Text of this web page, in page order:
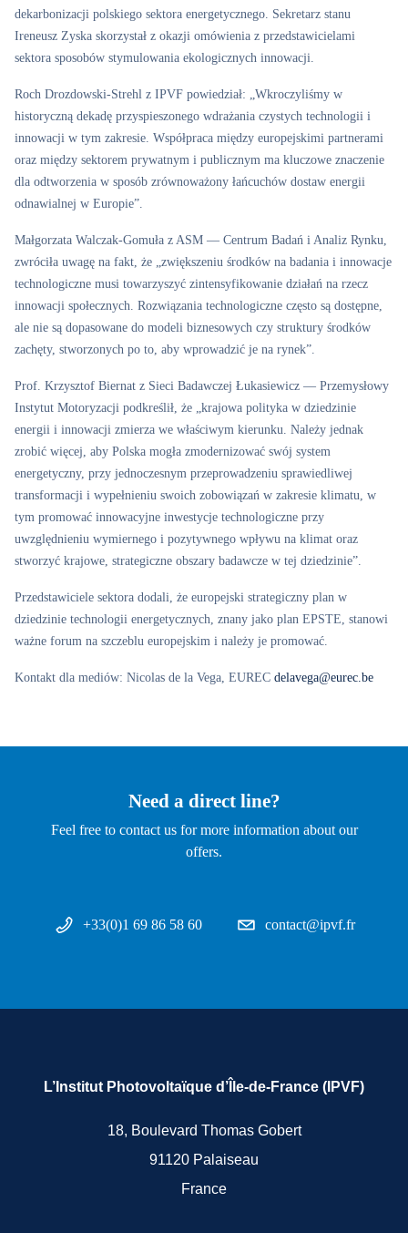
dekarbonizacji polskiego sektora energetycznego. Sekretarz stanu
Ireneusz Zyska skorzystał z okazji omówienia z przedstawicielami
sektora sposobów stymulowania ekologicznych innowacji.
Roch Drozdowski-Strehl z IPVF powiedział: „Wkroczyliśmy w
historyczną dekadę przyspieszonego wdrażania czystych technologii i
innowacji w tym zakresie. Współpraca między europejskimi partnerami
oraz między sektorem prywatnym i publicznym ma kluczowe znaczenie
dla odtworzenia w sposób zrównoważony łańcuchów dostaw energii
odnawialnej w Europie”.
Małgorzata Walczak-Gomuła z ASM — Centrum Badań i Analiz Rynku,
zwróciła uwagę na fakt, że „zwiększeniu środków na badania i innowacje
technologiczne musi towarzyszyć zintensyfikowanie działań na rzecz
innowacji społecznych. Rozwiązania technologiczne często są dostępne,
ale nie są dopasowane do modeli biznesowych czy struktury środków
zachęty, stworzonych po to, aby wprowadzić je na rynek”.
Prof. Krzysztof Biernat z Sieci Badawczej Łukasiewicz — Przemysłowy
Instytut Motoryzacji podkreślił, że „krajowa polityka w dziedzinie
energii i innowacji zmierza we właściwym kierunku. Należy jednak
zrobić więcej, aby Polska mogła zmodernizować swój system
energetyczny, przy jednoczesnym przeprowadzeniu sprawiedliwej
transformacji i wypełnieniu swoich zobowiązań w zakresie klimatu, w
tym promować innowacyjne inwestycje technologiczne przy
uwzględnieniu wymiernego i pozytywnego wpływu na klimat oraz
stworzyć krajowe, strategiczne obszary badawcze w tej dziedzinie”.
Przedstawiciele sektora dodali, że europejski strategiczny plan w
dziedzinie technologii energetycznych, znany jako plan EPSTE, stanowi
ważne forum na szczeblu europejskim i należy je promować.
Kontakt dla mediów: Nicolas de la Vega, EUREC delavega@eurec.be
Need a direct line?
Feel free to contact us for more information about our
offers.
+33(0)1 69 86 58 60 contact@ipvf.fr
L’Institut Photovoltaïque d’Île-de-France (IPVF)
18, Boulevard Thomas Gobert
91120 Palaiseau
France